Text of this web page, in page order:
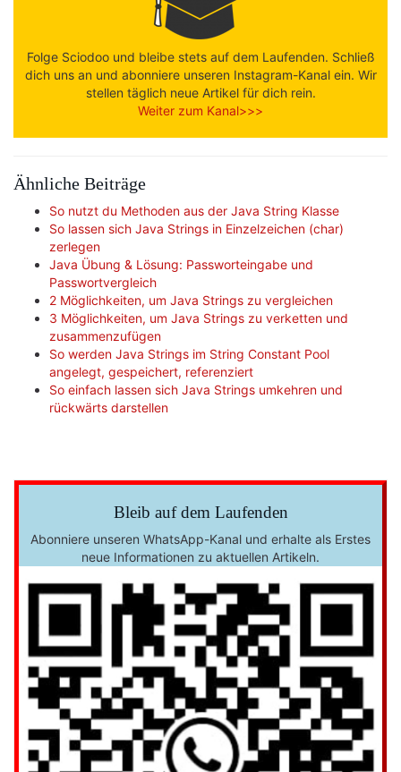
Folge Sciodoo und bleibe stets auf dem Laufenden. Schließ
dich uns an und abonniere unseren Instagram-Kanal ein. Wir
stellen täglich neue Artikel für dich rein.
Weiter zum Kanal>>>
Ähnliche Beiträge
So nutzt du Methoden aus der Java String Klasse
So lassen sich Java Strings in Einzelzeichen (char)
zerlegen
Java Übung & Lösung: Passworteingabe und
Passwortvergleich
2 Möglichkeiten, um Java Strings zu vergleichen
3 Möglichkeiten, um Java Strings zu verketten und
zusammenzufügen
So werden Java Strings im String Constant Pool
angelegt, gespeichert, referenziert
So einfach lassen sich Java Strings umkehren und
rückwärts darstellen
Bleib auf dem Laufenden
Abonniere unseren WhatsApp-Kanal und erhalte als Erstes
neue Informationen zu aktuellen Artikeln.